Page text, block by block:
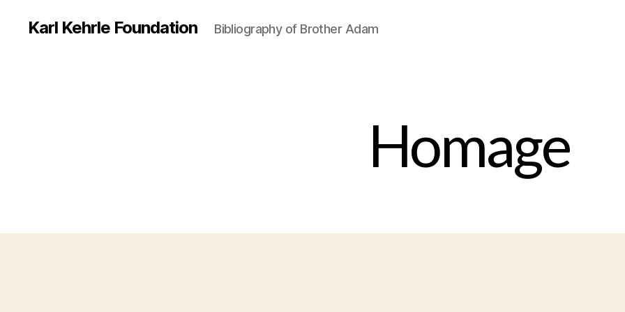
Karl Kehrle Foundation Bibliography of Brother Adam
Homage